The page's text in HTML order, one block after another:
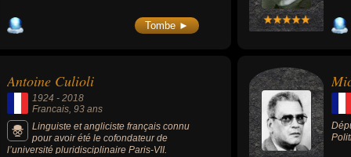
Tombe ►
Antoine Culioli
1924 - 2018
Francais, 93 ans
Linguiste et angliciste français connu
pour avoir été le cofondateur de
l’université pluridisciplinaire Paris-VII.